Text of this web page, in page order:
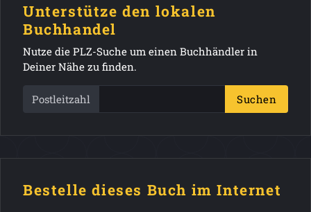
Unterstütze den lokalen
Buchhandel
Nutze die PLZ-Suche um einen Buchhändler in
Deiner Nähe zu finden.
Postleitzahl Suchen
Bestelle dieses Buch im Internet